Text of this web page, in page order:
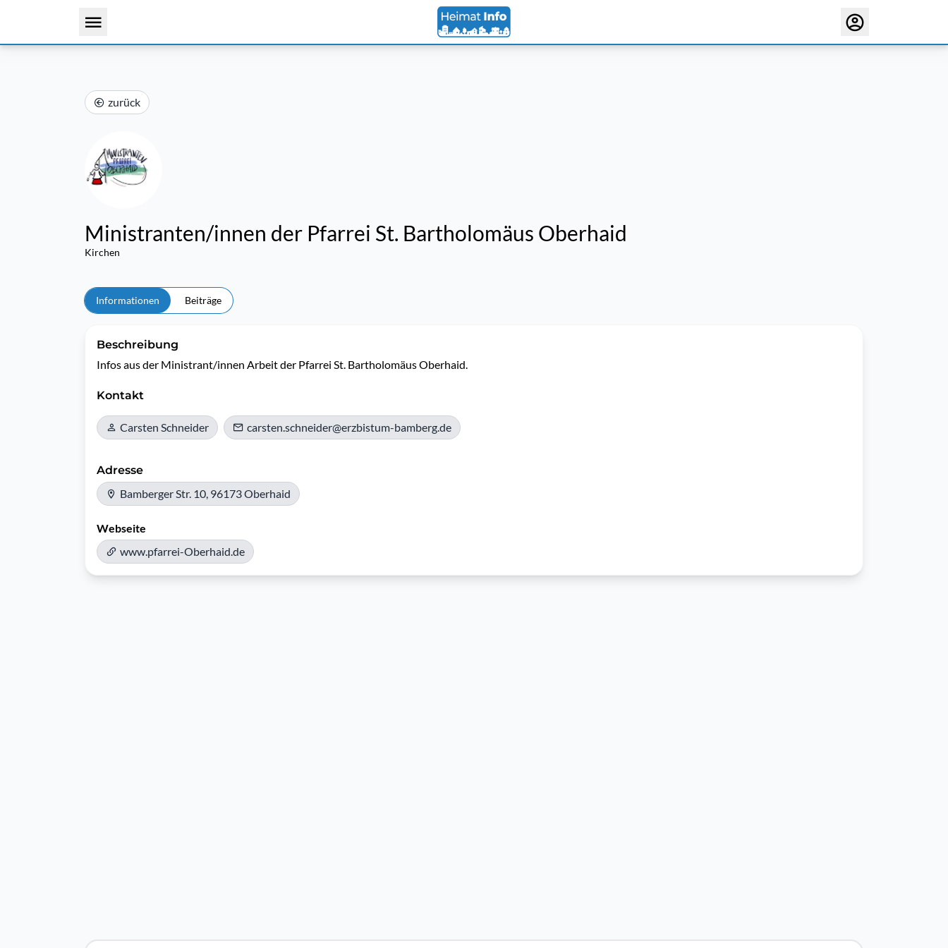
zurück
Ministranten/innen der Pfarrei St. Bartholomäus Oberhaid
Kirchen
Informationen Beiträge
Beschreibung
Infos aus der Ministrant/innen Arbeit der Pfarrei St. Bartholomäus Oberhaid.
Kontakt
Carsten Schneider carsten.schneider@erzbistum-bamberg.de
Adresse
Bamberger Str. 10, 96173 Oberhaid
Webseite
www.pfarrei-Oberhaid.de